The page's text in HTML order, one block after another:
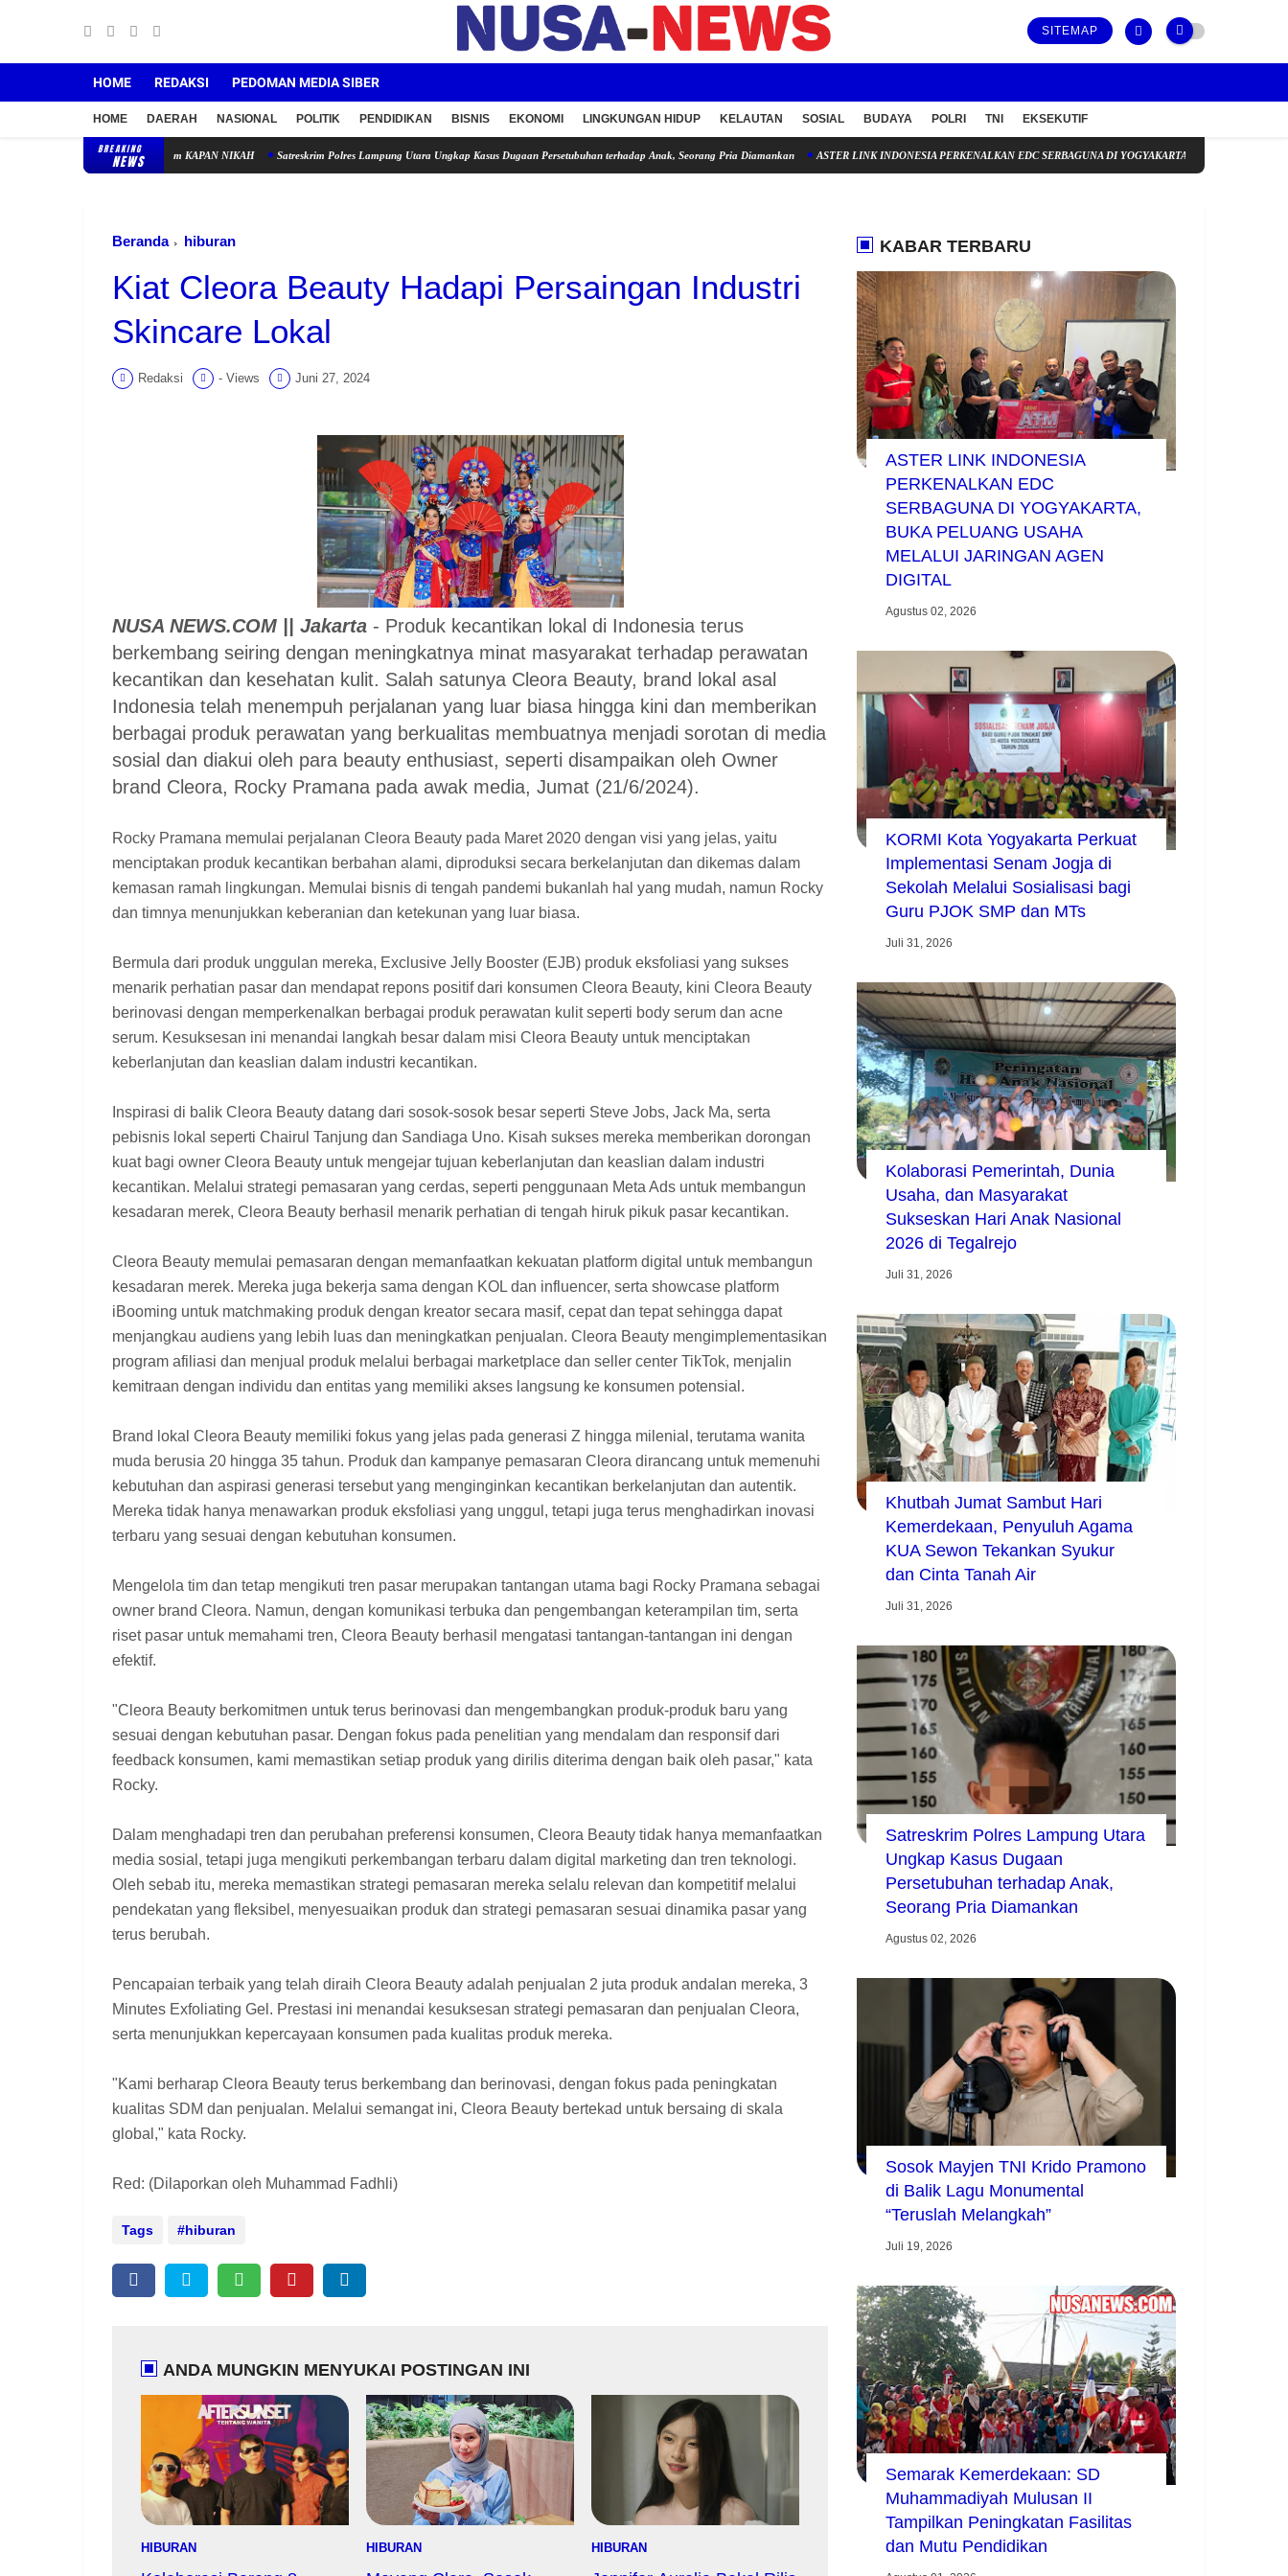
SITEMAP
HOME REDAKSI PEDOMAN MEDIA SIBER
HOME DAERAH NASIONAL POLITIK PENDIDIKAN BISNIS EKONOMI LINGKUNGAN HIDUP KELAUTAN SOSIAL BUDAYA POLRI TNI EKSEKUTIF
BREAKING
NEWS
Lewat Program KAPAN NIKAH Satreskrim Polres Lampung Utara Ungkap Kasus Dugaan Persetubuhan terhadap Anak, Seorang Pria Diamankan ASTER LINK INDONESIA PERKENALKAN EDC SERBAGUNA DI YOGYAKARTA, BUKA PELUANG USAHA
Beranda hiburan
Kiat Cleora Beauty Hadapi Persaingan Industri
Skincare Lokal
Redaksi - Views Juni 27, 2024
NUSA NEWS.COM || Jakarta - Produk kecantikan lokal di Indonesia terus
berkembang seiring dengan meningkatnya minat masyarakat terhadap perawatan
kecantikan dan kesehatan kulit. Salah satunya Cleora Beauty, brand lokal asal
Indonesia telah menempuh perjalanan yang luar biasa hingga kini dan memberikan
berbagai produk perawatan yang berkualitas membuatnya menjadi sorotan di media
sosial dan diakui oleh para beauty enthusiast, seperti disampaikan oleh Owner
brand Cleora, Rocky Pramana pada awak media, Jumat (21/6/2024).
Rocky Pramana memulai perjalanan Cleora Beauty pada Maret 2020 dengan visi yang jelas, yaitu
menciptakan produk kecantikan berbahan alami, diproduksi secara berkelanjutan dan dikemas dalam
kemasan ramah lingkungan. Memulai bisnis di tengah pandemi bukanlah hal yang mudah, namun Rocky
dan timnya menunjukkan keberanian dan ketekunan yang luar biasa.
Bermula dari produk unggulan mereka, Exclusive Jelly Booster (EJB) produk eksfoliasi yang sukses
menarik perhatian pasar dan mendapat repons positif dari konsumen Cleora Beauty, kini Cleora Beauty
berinovasi dengan memperkenalkan berbagai produk perawatan kulit seperti body serum dan acne
serum. Kesuksesan ini menandai langkah besar dalam misi Cleora Beauty untuk menciptakan
keberlanjutan dan keaslian dalam industri kecantikan.
Inspirasi di balik Cleora Beauty datang dari sosok-sosok besar seperti Steve Jobs, Jack Ma, serta
pebisnis lokal seperti Chairul Tanjung dan Sandiaga Uno. Kisah sukses mereka memberikan dorongan
kuat bagi owner Cleora Beauty untuk mengejar tujuan keberlanjutan dan keaslian dalam industri
kecantikan. Melalui strategi pemasaran yang cerdas, seperti penggunaan Meta Ads untuk membangun
kesadaran merek, Cleora Beauty berhasil menarik perhatian di tengah hiruk pikuk pasar kecantikan.
Cleora Beauty memulai pemasaran dengan memanfaatkan kekuatan platform digital untuk membangun
kesadaran merek. Mereka juga bekerja sama dengan KOL dan influencer, serta showcase platform
iBooming untuk matchmaking produk dengan kreator secara masif, cepat dan tepat sehingga dapat
menjangkau audiens yang lebih luas dan meningkatkan penjualan. Cleora Beauty mengimplementasikan
program afiliasi dan menjual produk melalui berbagai marketplace dan seller center TikTok, menjalin
kemitraan dengan individu dan entitas yang memiliki akses langsung ke konsumen potensial.
Brand lokal Cleora Beauty memiliki fokus yang jelas pada generasi Z hingga milenial, terutama wanita
muda berusia 20 hingga 35 tahun. Produk dan kampanye pemasaran Cleora dirancang untuk memenuhi
kebutuhan dan aspirasi generasi tersebut yang menginginkan kecantikan berkelanjutan dan autentik.
Mereka tidak hanya menawarkan produk eksfoliasi yang unggul, tetapi juga terus menghadirkan inovasi
terbaru yang sesuai dengan kebutuhan konsumen.
Mengelola tim dan tetap mengikuti tren pasar merupakan tantangan utama bagi Rocky Pramana sebagai
owner brand Cleora. Namun, dengan komunikasi terbuka dan pengembangan keterampilan tim, serta
riset pasar untuk memahami tren, Cleora Beauty berhasil mengatasi tantangan-tantangan ini dengan
efektif.
"Cleora Beauty berkomitmen untuk terus berinovasi dan mengembangkan produk-produk baru yang
sesuai dengan kebutuhan pasar. Dengan fokus pada penelitian yang mendalam dan responsif dari
feedback konsumen, kami memastikan setiap produk yang dirilis diterima dengan baik oleh pasar," kata
Rocky.
Dalam menghadapi tren dan perubahan preferensi konsumen, Cleora Beauty tidak hanya memanfaatkan
media sosial, tetapi juga mengikuti perkembangan terbaru dalam digital marketing dan tren teknologi.
Oleh sebab itu, mereka memastikan strategi pemasaran mereka selalu relevan dan kompetitif melalui
pendekatan yang fleksibel, menyesuaikan produk dan strategi pemasaran sesuai dinamika pasar yang
terus berubah.
Pencapaian terbaik yang telah diraih Cleora Beauty adalah penjualan 2 juta produk andalan mereka, 3
Minutes Exfoliating Gel. Prestasi ini menandai kesuksesan strategi pemasaran dan penjualan Cleora,
serta menunjukkan kepercayaan konsumen pada kualitas produk mereka.
"Kami berharap Cleora Beauty terus berkembang dan berinovasi, dengan fokus pada peningkatan
kualitas SDM dan penjualan. Melalui semangat ini, Cleora Beauty bertekad untuk bersaing di skala
global," kata Rocky.
Red: (Dilaporkan oleh Muhammad Fadhli)
Tags hiburan
ANDA MUNGKIN MENYUKAI POSTINGAN INI
HIBURAN HIBURAN HIBURAN
KABAR TERBARU
ASTER LINK INDONESIA
PERKENALKAN EDC
SERBAGUNA DI YOGYAKARTA,
BUKA PELUANG USAHA
MELALUI JARINGAN AGEN
DIGITAL
Agustus 02, 2026
KORMI Kota Yogyakarta Perkuat
Implementasi Senam Jogja di
Sekolah Melalui Sosialisasi bagi
Guru PJOK SMP dan MTs
Juli 31, 2026
Kolaborasi Pemerintah, Dunia
Usaha, dan Masyarakat
Sukseskan Hari Anak Nasional
2026 di Tegalrejo
Juli 31, 2026
Khutbah Jumat Sambut Hari
Kemerdekaan, Penyuluh Agama
KUA Sewon Tekankan Syukur
dan Cinta Tanah Air
Juli 31, 2026
Satreskrim Polres Lampung Utara
Ungkap Kasus Dugaan
Persetubuhan terhadap Anak,
Seorang Pria Diamankan
Agustus 02, 2026
Sosok Mayjen TNI Krido Pramono
di Balik Lagu Monumental
“Teruslah Melangkah”
Juli 19, 2026
Semarak Kemerdekaan: SD
Muhammadiyah Mulusan II
Tampilkan Peningkatan Fasilitas
dan Mutu Pendidikan